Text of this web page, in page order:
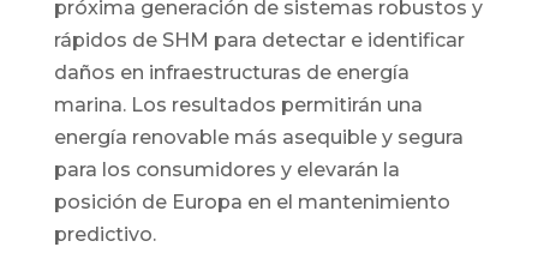
próxima generación de sistemas robustos y
rápidos de SHM para detectar e identificar
daños en infraestructuras de energía
marina. Los resultados permitirán una
energía renovable más asequible y segura
para los consumidores y elevarán la
posición de Europa en el mantenimiento
predictivo.